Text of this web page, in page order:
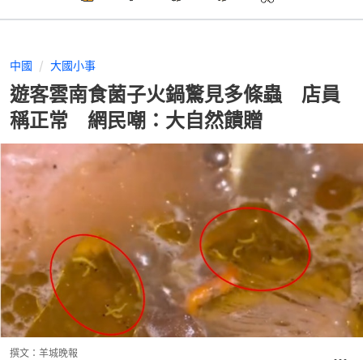
中國 大國小事
遊客雲南食菌子火鍋驚見多條蟲 店員
稱正常 網民嘲：大自然饋贈
撰文： 羊城晚報